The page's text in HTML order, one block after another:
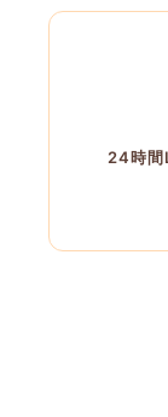
24時間